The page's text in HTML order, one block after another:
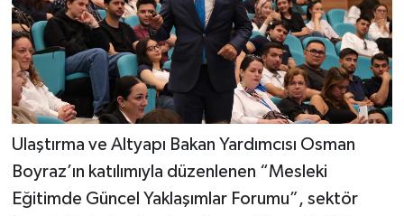
Ulaştırma ve Altyapı Bakan Yardımcısı Osman
Boyraz’ın katılımıyla düzenlenen “Mesleki
Eğitimde Güncel Yaklaşımlar Forumu”, sektör
MANŞET
Manyas
OLAY
OTOMOTİV
Resmi İlanlar